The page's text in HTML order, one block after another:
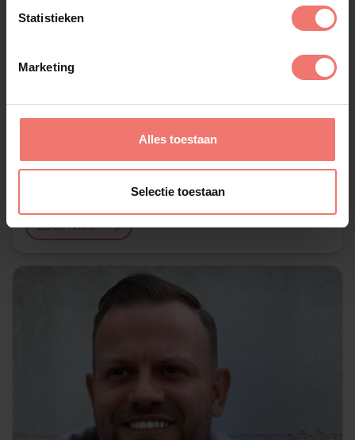
Statistieken
Marketing
Alles toestaan
Selectie toestaan
Tony Junior
Lees meer